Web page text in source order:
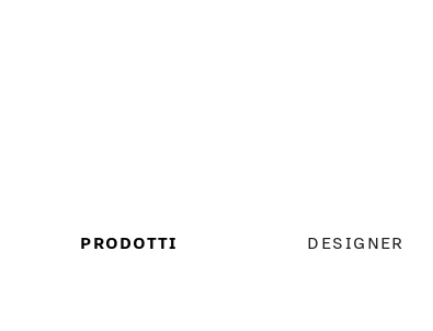
PRINCIPALE
PRODOTTI DESIGNER